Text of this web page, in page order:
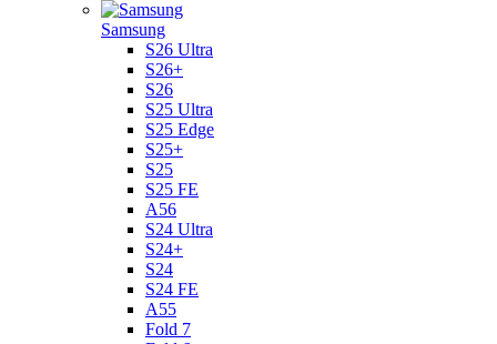
Samsung
S26 Ultra
S26+
S26
S25 Ultra
S25 Edge
S25+
S25
S25 FE
A56
S24 Ultra
S24+
S24
S24 FE
A55
Fold 7